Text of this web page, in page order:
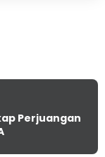
Perjuangan